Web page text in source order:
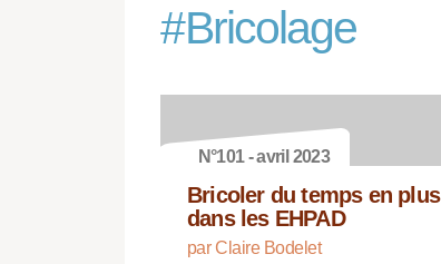
#Bricolage
N°101 - avril 2023
Bricoler du temps en plus
dans les EHPAD
par Claire Bodelet